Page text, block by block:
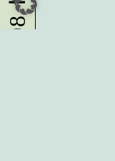
08.08.